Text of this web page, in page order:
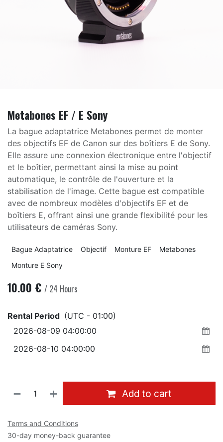
Metabones EF / E Sony
La bague adaptatrice Metabones permet de monter
des objectifs EF de Canon sur des boîtiers E de Sony.
Elle assure une connexion électronique entre l'objectif
et le boîtier, permettant ainsi la mise au point
automatique, le contrôle de l'ouverture et la
stabilisation de l'image. Cette bague est compatible
avec de nombreux modèles d'objectifs EF et de
boîtiers E, offrant ainsi une grande flexibilité pour les
utilisateurs de caméras Sony.
Bague Adaptatrice Objectif Monture EF
Metabones
Monture E Sony
10.00 € / 24 Hours
Rental Period (UTC - 01:00)
Add to cart
Terms and Conditions
30-day money-back guarantee